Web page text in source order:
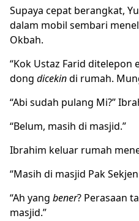
Supaya cepat berangkat,
dalam mobil sembari
Okbah.
“Kok Ustaz Farid ditelepon
dong dicekindi rumah.
“Abi sudah pulang Mi?”
“Belum, masih di masjid.”
Ibrahim keluar rumah
“Masih di masjid Pak
“Ah yang bener? Perasaan
masjid.”